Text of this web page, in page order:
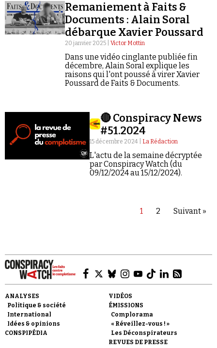
Remaniement à Faits &
Documents : Alain Soral
débarque Xavier Poussard
20 janvier 2025 | Victor Mottin
Dans une vidéo cinglante publiée fin
décembre, Alain Soral explique les
raisons qui l'ont poussé à virer Xavier
Poussard de Faits & Documents.
🔴 Conspiracy News
#51.2024
15 décembre 2024 | La Rédaction
L'actu de la semaine décryptée
par Conspiracy Watch (du
09/12/2024 au 15/12/2024).
1 2 Suivant »
ANALYSES
Politique & société
International
Idées & opinions
CONSPIPÉDIA
VIDÉOS
ÉMISSIONS
Complorama
« Réveillez-vous ! »
Les Déconspirateurs
REVUES DE PRESSE